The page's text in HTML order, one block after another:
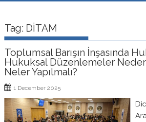
Tag: DİTAM
Toplumsal Barışın İnşasında
Hukuksal Düzenlemeler Neden
Neler Yapılmalı?
1 December 2025